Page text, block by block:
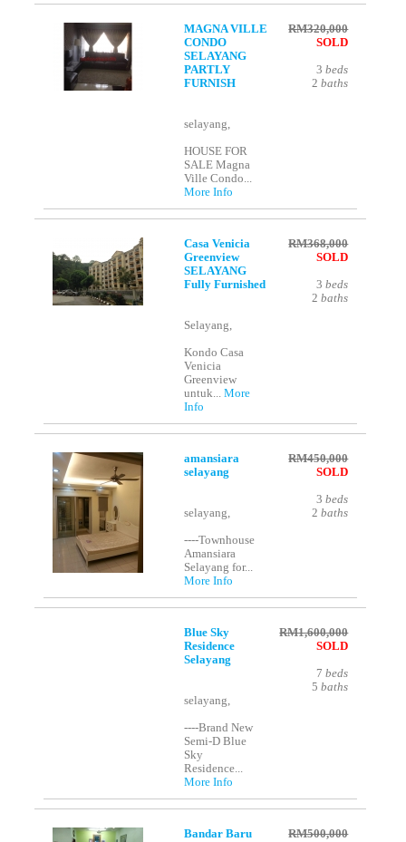
MAGNA VILLE
CONDO
SELAYANG
PARTLY
FURNISH
selayang,
HOUSE FOR
SALE Magna
Ville Condo...
More Info
RM320,000
SOLD
3 beds
2 baths
Casa Venicia
Greenview
SELAYANG
Fully Furnished
Selayang,
Kondo Casa
Venicia
Greenview
untuk...More
Info
RM368,000
SOLD
3 beds
2 baths
amansiara
selayang
selayang,
----Townhouse
Amansiara
Selayang for...
More Info
RM450,000
SOLD
3 beds
2 baths
Blue Sky
Residence
Selayang
selayang,
----Brand New
Semi-D Blue
Sky
Residence...
More Info
RM1,600,000
SOLD
7 beds
5 baths
Bandar Baru
RM500,000